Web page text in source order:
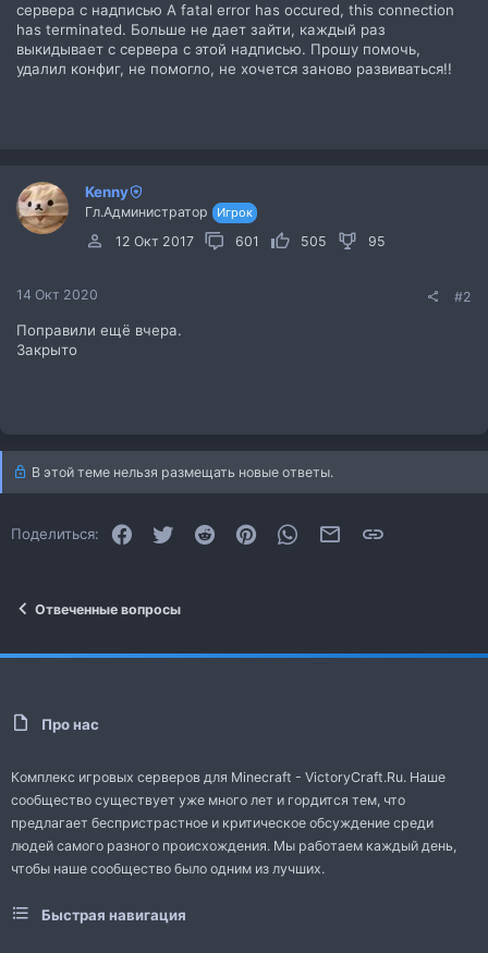
сервера с надписью A fatal error has occured, this connection
has terminated. Больше не дает зайти, каждый раз
выкидывает с сервера с этой надписью. Прошу помочь,
удалил конфиг, не помогло, не хочется заново развиваться!!
Kenny
Гл.Администратор Игрок
12 Окт 2017 601 505 95
14 Окт 2020 #2
Поправили ещё вчера.
Закрыто
В этой теме нельзя размещать новые ответы.
Поделиться: FacebookTwitter Reddit PinterestWhatsAppЭлектронная почта
Отвеченные вопросы
Про нас
Комплекс игровых серверов для Minecraft - VictoryCraft.Ru. Наше
сообщество существует уже много лет и гордится тем, что
предлагает беспристрастное и критическое обсуждение среди
людей самого разного происхождения. Мы работаем каждый день,
чтобы наше сообщество было одним из лучших.
Быстрая навигация